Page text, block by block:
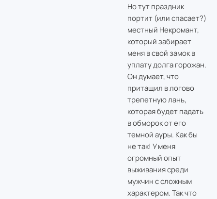
Но тут праздник
портит (или спасает?)
местный Некромант,
который забирает
меня в свой замок в
уплату долга горожан.
Он думает, что
притащил в логово
трепетную лань,
которая будет падать
в обморок от его
темной ауры. Как бы
не так! У меня
огромный опыт
выживания среди
мужчин с сложным
характером. Так что